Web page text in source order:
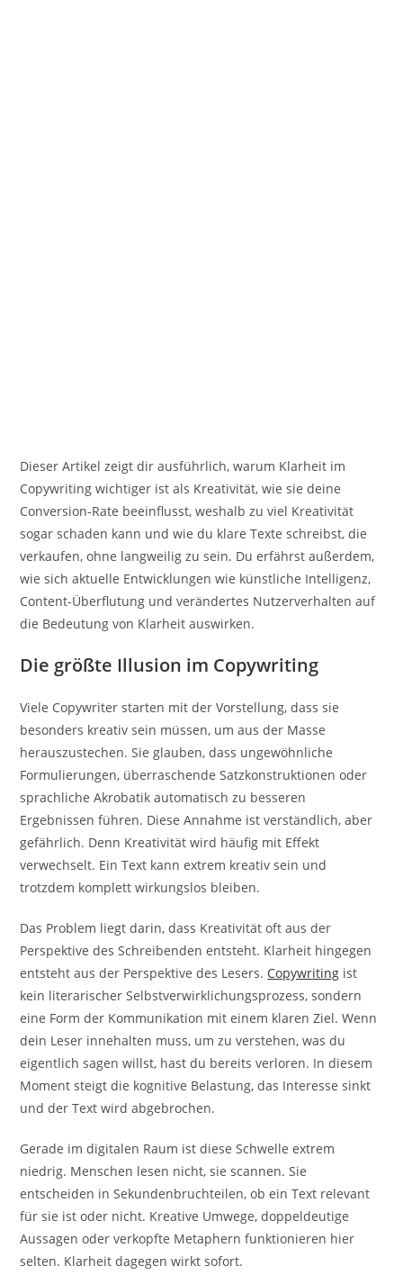
Dieser Artikel zeigt dir ausführlich, warum Klarheit im
Copywriting wichtiger ist als Kreativität, wie sie deine
Conversion-Rate beeinflusst, weshalb zu viel Kreativität
sogar schaden kann und wie du klare Texte schreibst, die
verkaufen, ohne langweilig zu sein. Du erfährst außerdem,
wie sich aktuelle Entwicklungen wie künstliche Intelligenz,
Content-Überflutung und verändertes Nutzerverhalten auf
die Bedeutung von Klarheit auswirken.
Die größte Illusion im Copywriting
Viele Copywriter starten mit der Vorstellung, dass sie
besonders kreativ sein müssen, um aus der Masse
herauszustechen. Sie glauben, dass ungewöhnliche
Formulierungen, überraschende Satzkonstruktionen oder
sprachliche Akrobatik automatisch zu besseren
Ergebnissen führen. Diese Annahme ist verständlich, aber
gefährlich. Denn Kreativität wird häufig mit Effekt
verwechselt. Ein Text kann extrem kreativ sein und
trotzdem komplett wirkungslos bleiben.
Das Problem liegt darin, dass Kreativität oft aus der
Perspektive des Schreibenden entsteht. Klarheit hingegen
entsteht aus der Perspektive des Lesers. Copywriting ist
kein literarischer Selbstverwirklichungsprozess, sondern
eine Form der Kommunikation mit einem klaren Ziel. Wenn
dein Leser innehalten muss, um zu verstehen, was du
eigentlich sagen willst, hast du bereits verloren. In diesem
Moment steigt die kognitive Belastung, das Interesse sinkt
und der Text wird abgebrochen.
Gerade im digitalen Raum ist diese Schwelle extrem
niedrig. Menschen lesen nicht, sie scannen. Sie
entscheiden in Sekundenbruchteilen, ob ein Text relevant
für sie ist oder nicht. Kreative Umwege, doppeldeutige
Aussagen oder verkopfte Metaphern funktionieren hier
selten. Klarheit dagegen wirkt sofort.